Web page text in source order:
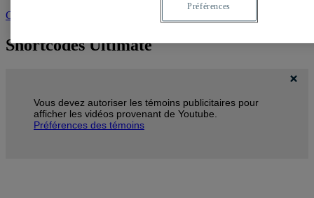
Graduate Projects
Shortcodes Ultimate
Vous devez autoriser les témoins publicitaires pour
afficher les vidéos provenant de Youtube.
Préférences des témoins
Préférences